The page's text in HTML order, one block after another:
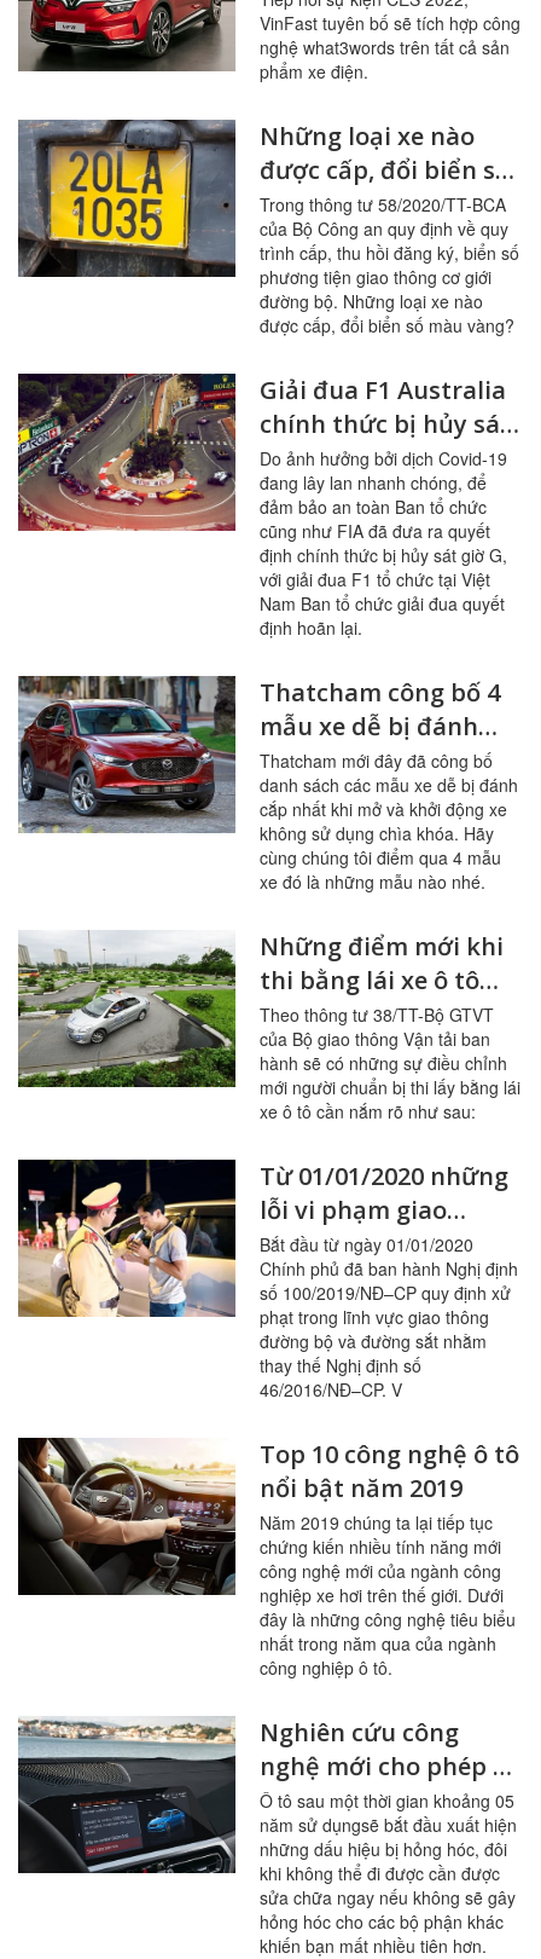
xe điện
VinFast tuyên bố sẽ tích hợp công
nghệ what3words trên tất cả sản
phẩm xe điện.
Những loại xe nào
được cấp, đổi biển số
màu vàng từ 1/8/2020
Trong thông tư 58/2020/TT-BCA
của Bộ Công an quy định về quy
trình cấp, thu hồi đăng ký, biển số
phương tiện giao thông cơ giới
đường bộ. Những loại xe nào
được cấp, đổi biển số màu vàng?
Giải đua F1 Australia
chính thức bị hủy sát
giờ G, hoãn chặng
đua F1 Hà Nội
Do ảnh hưởng bởi dịch Covid-19
đang lây lan nhanh chóng, để
đảm bảo an toàn Ban tổ chức
cũng như FIA đã đưa ra quyết
định chính thức bị hủy sát giờ G,
với giải đua F1 tổ chức tại Việt
Nam Ban tổ chức giải đua quyết
định hoãn lại.
Thatcham công bố 4
mẫu xe dễ bị đánh
cắp
Thatcham mới đây đã công bố
danh sách các mẫu xe dễ bị đánh
cắp nhất khi mở và khởi động xe
không sử dụng chìa khóa. Hãy
cùng chúng tôi điểm qua 4 mẫu
xe đó là những mẫu nào nhé.
Những điểm mới khi
thi bằng lái xe ô tô
năm 2020
Theo thông tư 38/TT-Bộ GTVT
của Bộ giao thông Vận tải ban
hành sẽ có những sự điều chỉnh
mới người chuẩn bị thi lấy bằng lái
xe ô tô cần nắm rõ như sau:
Từ 01/01/2020 những
lỗi vi phạm giao
thông nào sẽ bị tăng
mức xử phạt?
Bắt đầu từ ngày 01/01/2020
Chính phủ đã ban hành Nghị định
số 100/2019/NĐ–CP quy định xử
phạt trong lĩnh vực giao thông
đường bộ và đường sắt nhằm
thay thế Nghị định số
46/2016/NĐ–CP. V
Top 10 công nghệ ô tô
nổi bật năm 2019
Năm 2019 chúng ta lại tiếp tục
chứng kiến nhiều tính năng mới
công nghệ mới của ngành công
nghiệp xe hơi trên thế giới. Dưới
đây là những công nghệ tiêu biểu
nhất trong năm qua của ngành
công nghiệp ô tô.
Nghiên cứu công
nghệ mới cho phép ô
tô có khả năng tự
miễn dịch
Ô tô sau một thời gian khoảng 05
năm sử dụngsẽ bắt đầu xuất hiện
những dấu hiệu bị hỏng hóc, đôi
khi không thể đi được cần được
sửa chữa ngay nếu không sẽ gây
hỏng hóc cho các bộ phận khác
khiến bạn mất nhiều tiên hơn.